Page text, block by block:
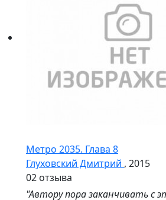
Метро 2035. Глава 8
Глуховский Дмитрий , 2015
02 отзыва
"Автору пора заканчивать с